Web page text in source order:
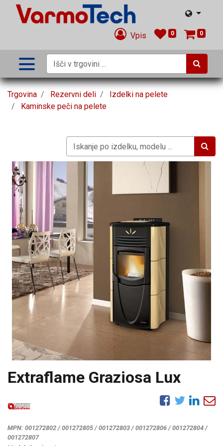
Vpis 0 0
Trgovina Rezervni deli
Izdelki na pelete
Kaminske peči na pelete
Extraflame Graziosa Lux
MPN: 001272802 / 001272805 / 001272803 / 001272806 / 001272804 /
001272807